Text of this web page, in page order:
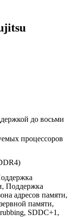
до восьми
процессоров
Поддержка
адресов памяти,
памяти,
SDDC+1,